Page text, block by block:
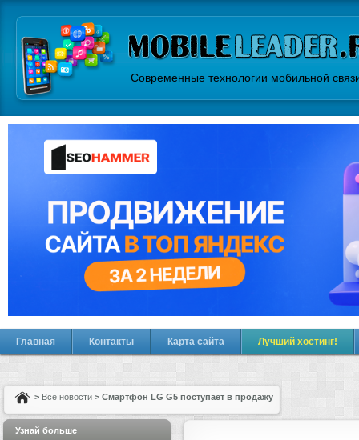
Современные технологии мобильной
Главная Контакты Карта сайта Лучший хостинг!
> Все новости > Смартфон LG G5 поступает в продажу
Узнай больше